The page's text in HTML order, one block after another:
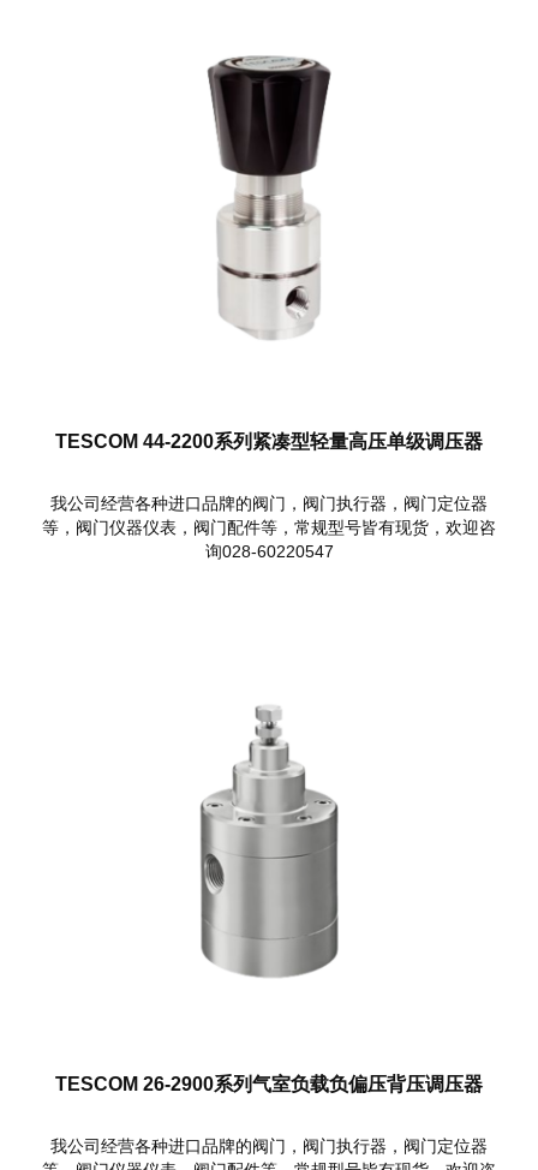
TESCOM 44-2200系列紧凑型轻量高压单级调压器
我公司经营各种进口品牌的阀门，阀门执行器，阀门定位器
等，阀门仪器仪表，阀门配件等，常规型号皆有现货，欢迎咨
询028-60220547
TESCOM 26-2900系列气室负载负偏压背压调压器
我公司经营各种进口品牌的阀门，阀门执行器，阀门定位器